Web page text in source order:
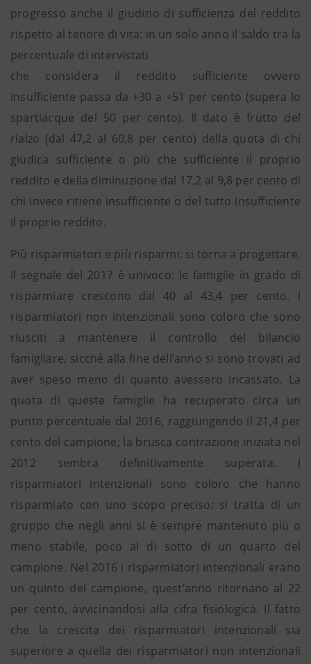
progresso anche il giudizio di sufficienza del reddito
rispetto al tenore di vita: in un solo anno il saldo tra la
percentuale di intervistati
che considera il reddito sufficiente ovvero
insufficiente passa da +30 a +51 per cento (supera lo
spartiacque del 50 per cento). Il dato è frutto del
rialzo (dal 47,2 al 60,8 per cento) della quota di chi
giudica sufficiente o più che sufficiente il proprio
reddito e della diminuzione dal 17,2 al 9,8 per cento di
chi invece ritiene insufficiente o del tutto insufficiente
il proprio reddito.
Più risparmiatori e più risparmi: si torna a progettare.
Il segnale del 2017 è univoco: le famiglie in grado di
risparmiare crescono dal 40 al 43,4 per cento. I
risparmiatori non intenzionali sono coloro che sono
riusciti a mantenere il controllo del bilancio
famigliare, sicché alla fine dell’anno si sono trovati ad
aver speso meno di quanto avessero incassato. La
quota di queste famiglie ha recuperato circa un
punto percentuale dal 2016, raggiungendo il 21,4 per
cento del campione; la brusca contrazione iniziata nel
2012 sembra definitivamente superata. I
risparmiatori intenzionali sono coloro che hanno
risparmiato con uno scopo preciso: si tratta di un
gruppo che negli anni si è sempre mantenuto più o
meno stabile, poco al di sotto di un quarto del
campione. Nel 2016 i risparmiatori intenzionali erano
un quinto del campione, quest’anno ritornano al 22
per cento, avvicinandosi alla cifra fisiologica. Il fatto
che la crescita dei risparmiatori intenzionali sia
superiore a quella dei risparmiatori non intenzionali